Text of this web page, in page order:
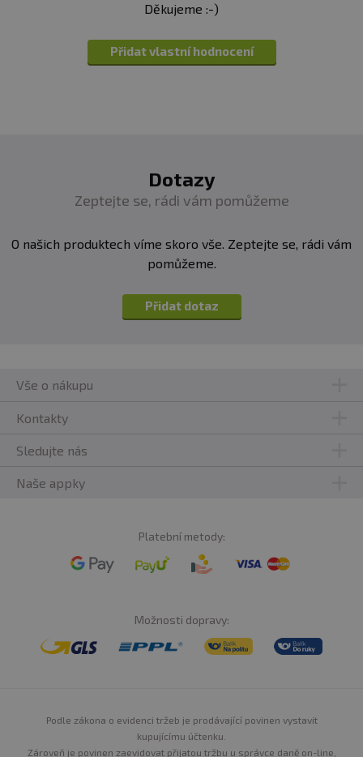
Děkujeme :-)
Přidat vlastní hodnocení
Dotazy
Zeptejte se, rádi vám pomůžeme
O našich produktech víme skoro vše. Zeptejte se, rádi vám
pomůžeme.
Přidat dotaz
Vše o nákupu
Kontakty
Sledujte nás
Naše appky
Platební metody:
Možnosti dopravy:
Podle zákona o evidenci tržeb je prodávající povinen vystavit
kupujícímu účtenku.
Zároveň je povinen zaevidovat přijatou tržbu u správce daně on-line,